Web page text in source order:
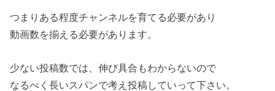
つまりある程度チャンネルを育てる必要があり
動画数を揃える必要があります。
少ない投稿数では、伸び具合もわからないので
なるべく長いスパンで考え投稿していって下さい。